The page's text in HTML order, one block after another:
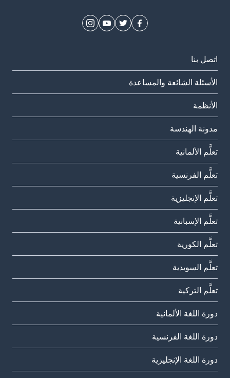
اتصل بنا
الأسئلة الشائعة والمساعدة
الأنظمة
مدونة الهندسة
تعلَّم الألمانية
تعلَّم الفرنسية
تعلَّم الإنجليزية
تعلَّم الإسبانية
تعلَّم الكورية
تعلَّم السويدية
تعلَّم التركية
دورة اللغة الألمانية
دورة اللغة الفرنسية
دورة اللغة الإنجليزية